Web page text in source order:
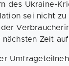
des Ukraine-
sei nicht zu
Zeit